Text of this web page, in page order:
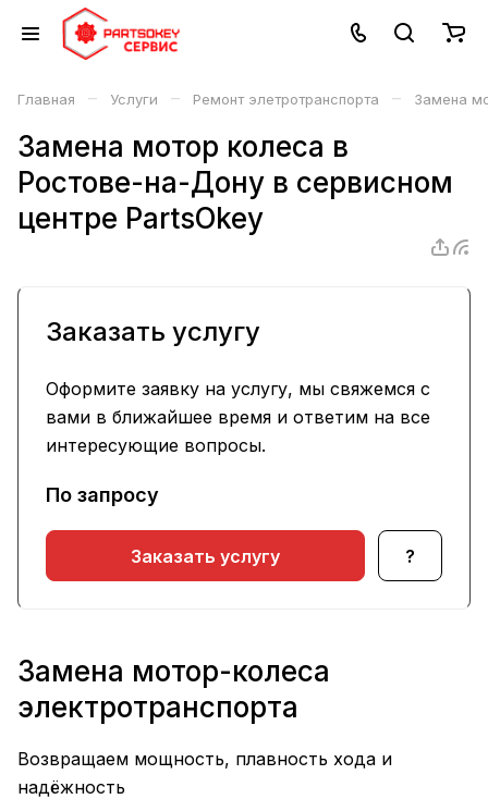
Главная – Услуги – Ремонт элетротранспорта – Замена
Замена мотор колеса в
Ростове-на-Дону в сервисном
центре PartsOkey
Заказать услугу
Оформите заявку на услугу, мы свяжемся с
вами в ближайшее время и ответим на все
интересующие вопросы.
По запросу
Заказать услугу ?
Замена мотор-колеса
электротранспорта
Возвращаем мощность, плавность хода и
надёжность